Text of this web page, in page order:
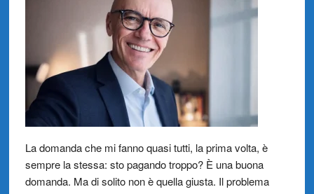
La domanda che mi fanno quasi tutti, la prima volta, è
sempre la stessa: sto pagando troppo? È una buona
domanda. Ma di solito non è quella giusta. Il problema